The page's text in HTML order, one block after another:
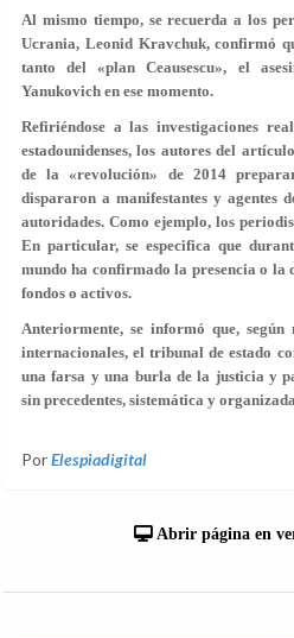
Al mismo tiempo, se recuerda a los
Ucrania, Leonid Kravchuk, confirmó
tanto del «plan Ceausescu», el
Yanukovich en ese momento.
Refiriéndose a las investigaciones
estadounidenses, los autores del
de la «revolución» de 2014
dispararon a manifestantes y agentes
autoridades. Como ejemplo, los
En particular, se especifica que
mundo ha confirmado la presencia o la
fondos o activos.
Anteriormente, se informó que, según
internacionales, el tribunal de estado
una farsa y una burla de la justicia y
sin precedentes, sistemática y
PorElespiadigital
Abrir página en